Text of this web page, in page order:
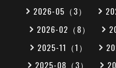
2026-05（3）
2026-02（8）
2025-11（1）
2025-08（3）